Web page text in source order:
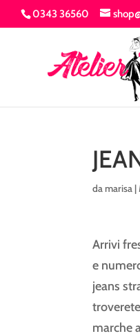
0343 36560
damarisa |
Arrivi
e
jeans
marche